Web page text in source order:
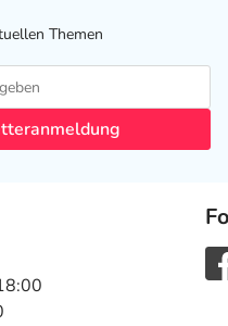
Themen